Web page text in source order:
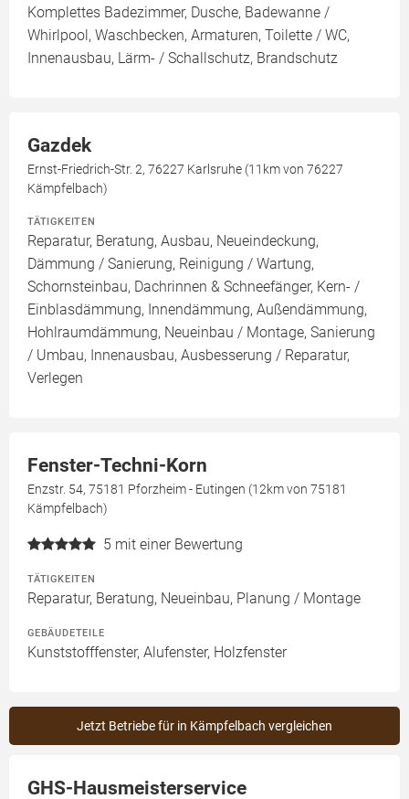
Komplettes Badezimmer, Dusche, Badewanne /
Whirlpool, Waschbecken, Armaturen, Toilette / WC,
Innenausbau, Lärm- / Schallschutz, Brandschutz
Gazdek
Ernst-Friedrich-Str. 2, 76227 Karlsruhe (11km von 76227
Kämpfelbach)
TÄTIGKEITEN
Reparatur, Beratung, Ausbau, Neueindeckung,
Dämmung / Sanierung, Reinigung / Wartung,
Schornsteinbau, Dachrinnen & Schneefänger, Kern- /
Einblasdämmung, Innendämmung, Außendämmung,
Hohlraumdämmung, Neueinbau / Montage, Sanierung
/ Umbau, Innenausbau, Ausbesserung / Reparatur,
Verlegen
Fenster-Techni-Korn
Enzstr. 54, 75181 Pforzheim - Eutingen (12km von 75181
Kämpfelbach)
5 mit einer Bewertung
TÄTIGKEITEN
Reparatur, Beratung, Neueinbau, Planung / Montage
GEBÄUDETEILE
Kunststofffenster, Alufenster, Holzfenster
Jetzt Betriebe für in Kämpfelbach vergleichen
GHS-Hausmeisterservice